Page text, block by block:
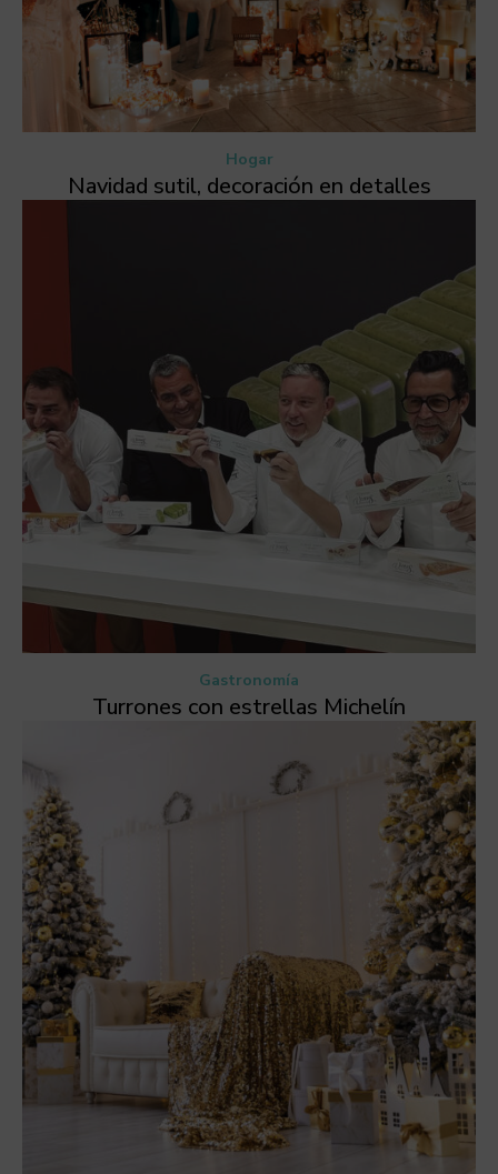
Hogar
Navidad sutil, decoración en detalles
Gastronomía
Turrones con estrellas Michelín